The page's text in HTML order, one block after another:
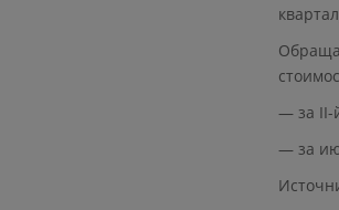
— за II-
— за